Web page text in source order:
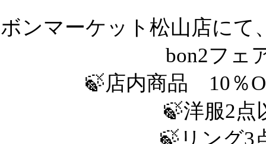
ボンマーケット松山店にて
bon2フェ
🍃店内商品 10％
🍃洋服2
🍃リング3